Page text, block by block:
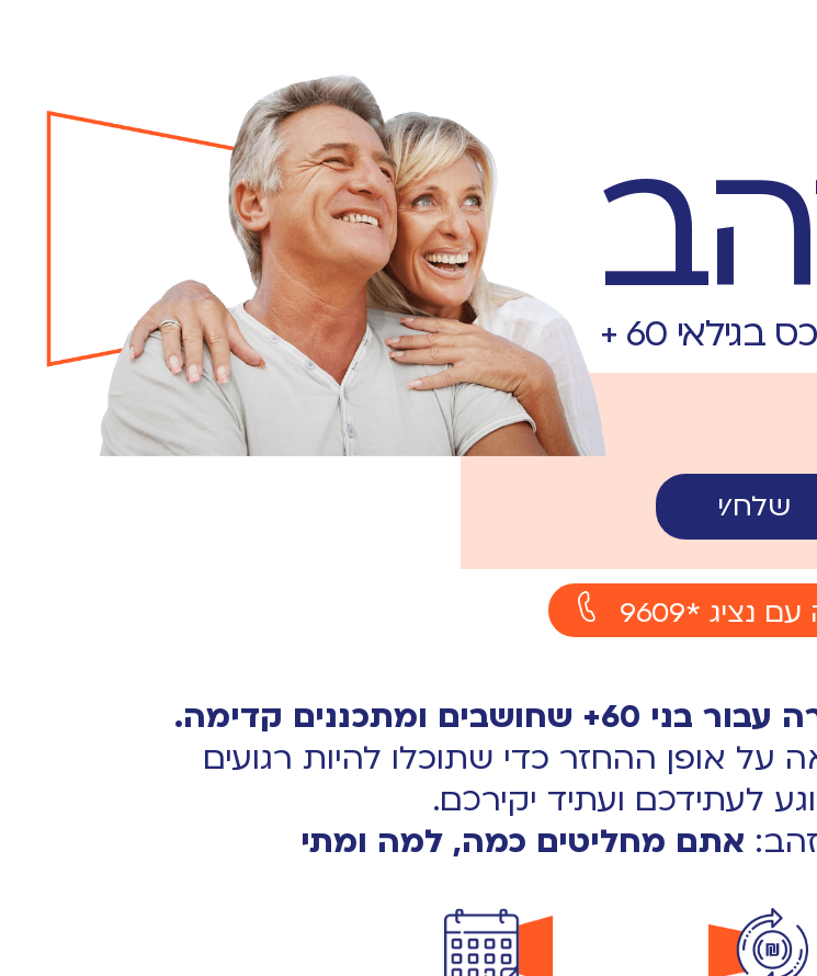
60 +
שלח/י
נציג *9609
ומתכננים קדימה.
אופן ההחזר כדי שתוכלו להיות רגועים
לעתידכם ועתיד יקירכם.
אתם מחליטים כמה, למה ומתי